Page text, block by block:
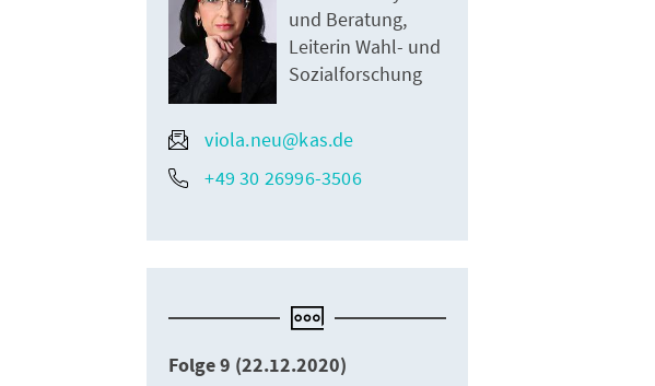
und Beratung,
Leiterin Wahl- und
Sozialforschung
viola.neu@kas.de
+49 30 26996-3506
Folge 9 (22.12.2020)